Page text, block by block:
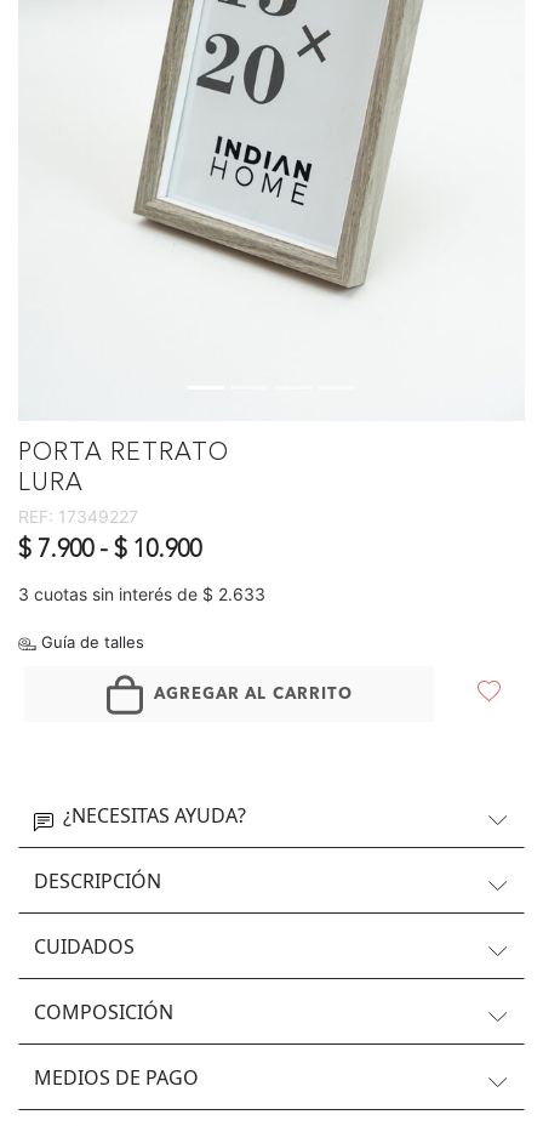
PORTA RETRATO
LURA
REF: 17349227
$ 7.900 - $ 10.900
3 cuotas sin interés de $ 2.633
Guía de talles
AGREGAR AL CARRITO
¿NECESITAS AYUDA?
DESCRIPCIÓN
CUIDADOS
COMPOSICIÓN
MEDIOS DE PAGO